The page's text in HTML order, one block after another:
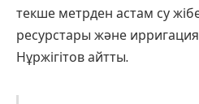
текше метрден астам су
ресурстары және
Нұржігітов айтты.